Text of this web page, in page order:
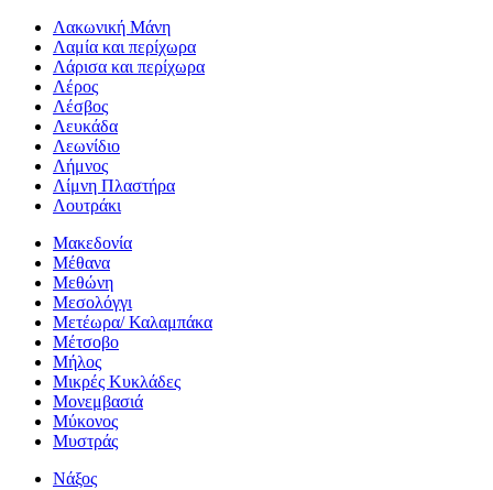
Λακωνική Μάνη
Λαμία και περίχωρα
Λάρισα και περίχωρα
Λέρος
Λέσβος
Λευκάδα
Λεωνίδιο
Λήμνος
Λίμνη Πλαστήρα
Λουτράκι
Μακεδονία
Μέθανα
Μεθώνη
Μεσολόγγι
Μετέωρα/ Καλαμπάκα
Μέτσοβο
Μήλος
Μικρές Κυκλάδες
Μονεμβασιά
Μύκονος
Μυστράς
Νάξος